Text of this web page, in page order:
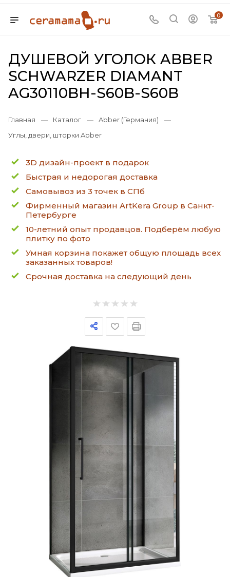
0
ДУШЕВОЙ УГОЛОК ABBER
SCHWARZER DIAMANT
AG30110BH-S60B-S60B
Главная — Каталог — Abber (Германия)
—
Углы, двери, шторки Abber
3D дизайн-проект в подарок
Быстрая и недорогая доставка
Самовывоз из 3 точек в СПб
Фирменный магазин ArtKera Group в Санкт-
Петербурге
10-летний опыт продавцов. Подберём любую
плитку по фото
Умная корзина покажет общую площадь всех
заказанных товаров!
Срочная доставка на следующий день